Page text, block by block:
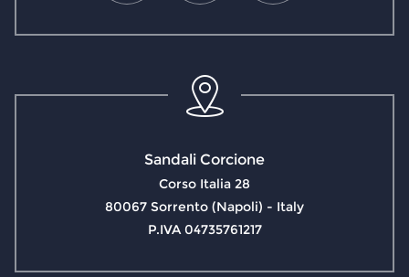
Sandali Corcione
Corso Italia 28
80067 Sorrento (Napoli) - Italy
P.IVA 04735761217